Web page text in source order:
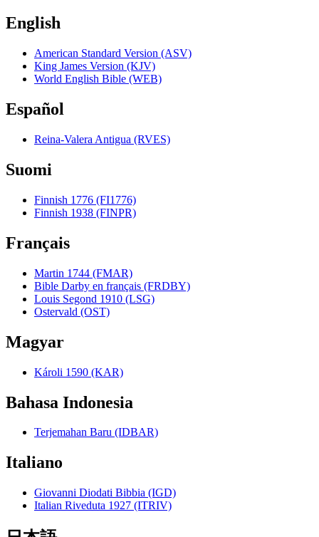
English
American Standard Version (ASV)
King James Version (KJV)
World English Bible (WEB)
Español
Reina-Valera Antigua (RVES)
Suomi
Finnish 1776 (FI1776)
Finnish 1938 (FINPR)
Français
Martin 1744 (FMAR)
Bible Darby en français (FRDBY)
Louis Segond 1910 (LSG)
Ostervald (OST)
Magyar
Károli 1590 (KAR)
Bahasa Indonesia
Terjemahan Baru (IDBAR)
Italiano
Giovanni Diodati Bibbia (IGD)
Italian Riveduta 1927 (ITRIV)